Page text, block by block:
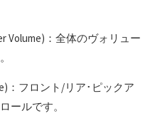
Volume)：全体のヴォリュー
：フロント/リア･ピックア
ールです。